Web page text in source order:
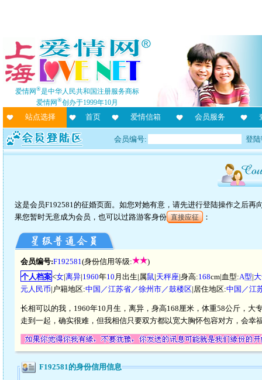
爱情网®是中华人民共和国注册服务商标
爱情网®创办于1999年10月
站点选择 首页 爱情信箱 会员服务
会员编号: 登
这是会员F192581的征婚页面。如您对她有意，请先进行登陆操作之后
果您暂时无意成为会员，也可以过路游客身份 直接应征 ：
会员编号:F192581(身份信用等级:
)
个人档案<女|离异|1960年10 月出生|属鼠|天秤座|身高:168cm|血型:A型|
元人民币|户籍地区:中国／江苏省／徐州市／鼓楼区|居住地区:中国／江
长相可以的我，1960年10月生，离异，身高168厘米，体重58公斤，
走到一起，确实很难，但我相信只要双方都以宽大胸怀包容对方，会
F192581的身份信用信息